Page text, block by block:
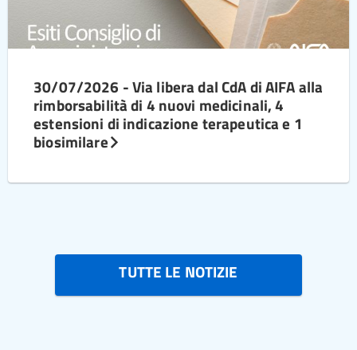
30/07/2026 - Via libera dal CdA di AIFA alla
rimborsabilità di 4 nuovi medicinali, 4
estensioni di indicazione terapeutica e 1
biosimilare
TUTTE LE NOTIZIE